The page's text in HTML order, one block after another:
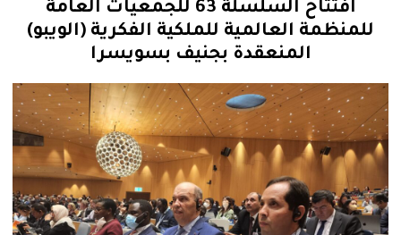
سياسة
رياضة
حوادث
دولية
المرأة
افتتاح السلسلة 63 للجمعيات العامة
للمنظمة العالمية للملكية الفكرية (الويبو)
المنعقدة بجنيف بسويسرا